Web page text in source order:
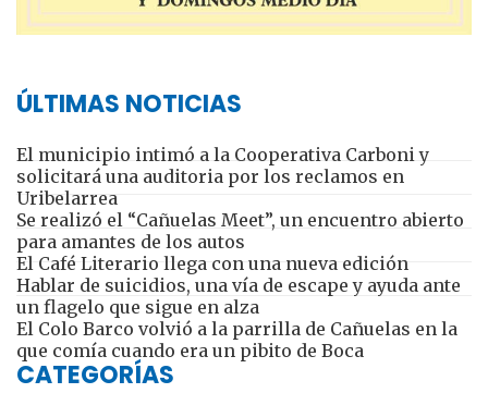
ÚLTIMAS NOTICIAS
El municipio intimó a la Cooperativa Carboni y
solicitará una auditoria por los reclamos en
Uribelarrea
Se realizó el “Cañuelas Meet”, un encuentro abierto
para amantes de los autos
El Café Literario llega con una nueva edición
Hablar de suicidios, una vía de escape y ayuda ante
un flagelo que sigue en alza
El Colo Barco volvió a la parrilla de Cañuelas en la
que comía cuando era un pibito de Boca
CATEGORÍAS